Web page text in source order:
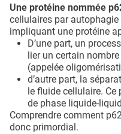
Une protéine nommée
cellulaires par
impliquant une protéine
D’une part, un
lier un certain
(appelée
d’autre part, la
le fluide cellulaire. Ce
de phase liquide-
Comprendre comment
donc primordial.